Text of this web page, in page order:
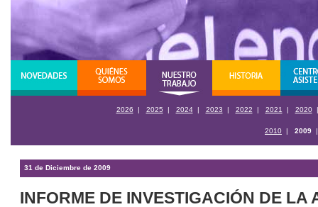
2026 | 2025 | 2024| 2023 | 2022 | 2021 | 2020
2010 | 2009
31 de Diciembre de 2009
INFORME DE INVESTIGACIÓN DE LA